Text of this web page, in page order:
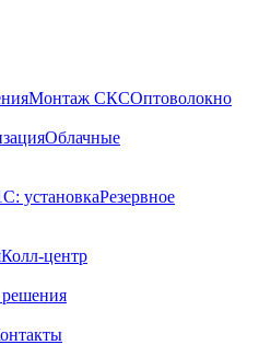
Монтаж СКСОптоволокно
Облачные
установкаРезервное
Колл-центр